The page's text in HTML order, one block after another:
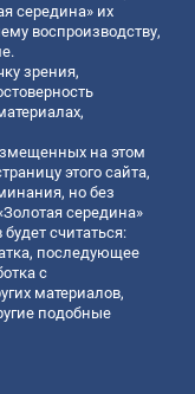
середина» их
воспроизводству,
зрения,
на этом
этого сайта,
но без
середина»
считаться:
последующее
с
материалов,
подобные